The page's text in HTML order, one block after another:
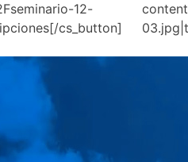
12-
cs_button]